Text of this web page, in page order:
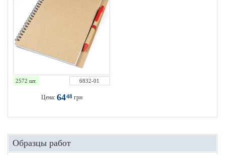
2572 шт. 6832-01
Цена: 6448грн
Образцы работ